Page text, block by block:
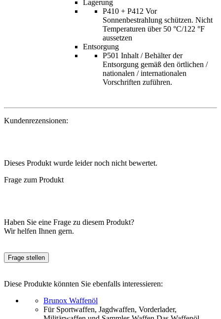
Lagerung
P410 + P412 Vor
Sonnenbestrahlung schützen. Nicht
Temperaturen über 50 °C/122 °F
aussetzen
Entsorgung
P501 Inhalt / Behälter der
Entsorgung gemäß den örtlichen /
nationalen / internationalen
Vorschriften zuführen.
Kundenrezensionen:
Dieses Produkt wurde leider noch nicht bewertet.
Frage zum Produkt
Haben Sie eine Frage zu diesem Produkt?
Wir helfen Ihnen gern.
Frage stellen
Diese Produkte könnten Sie ebenfalls interessieren:
Brunox Waffenöl
Für Sportwaffen, Jagdwaffen, Vorderlader,